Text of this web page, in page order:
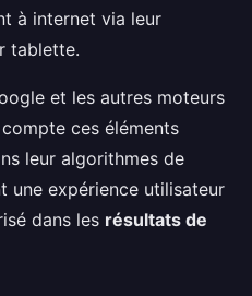
à internet via leur
tablette.
et les autres moteurs
ces éléments
leur algorithmes de
une expérience utilisateur
dans les résultats de